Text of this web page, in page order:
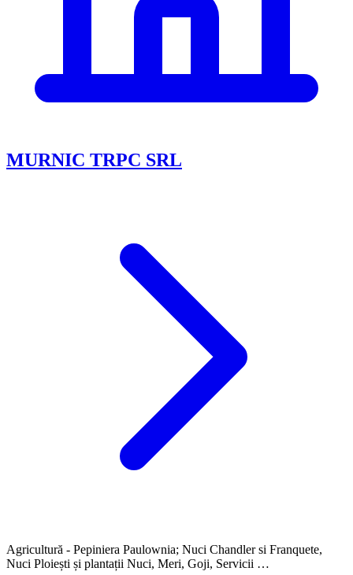
MURNIC TRPC SRL
Agricultură - Pepiniera Paulownia; Nuci Chandler si Franquete,
Nuci Ploiești și plantații Nuci, Meri, Goji, Servicii …